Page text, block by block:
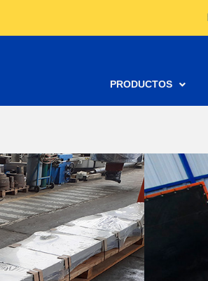
PRODUCTOS